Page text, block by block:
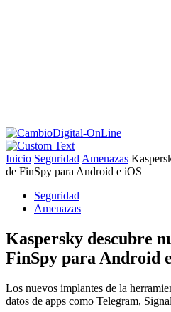
Inicio Seguridad Amenazas
de FinSpy para Android e iOS
Seguridad
Amenazas
Kaspersky descubre
FinSpy para Android
Los nuevos implantes de la
datos de apps como Telegram,